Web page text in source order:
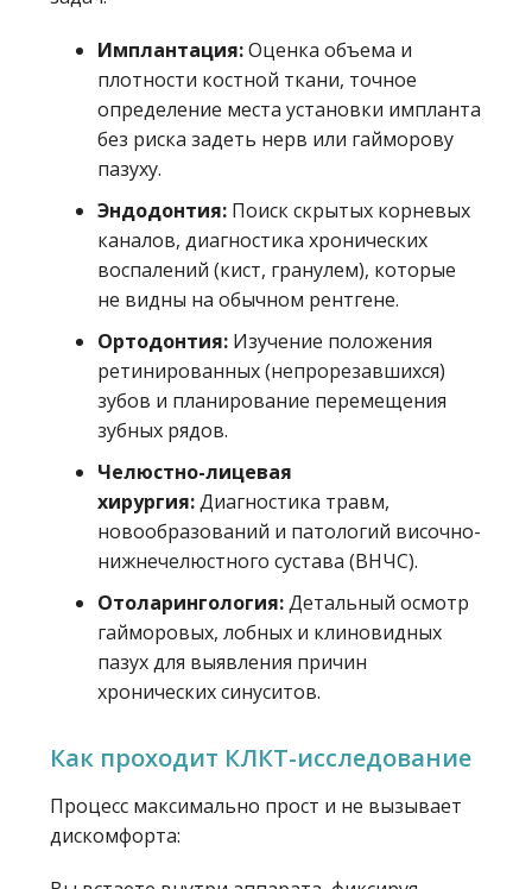
Имплантация:Оценка объема и
плотности костной ткани, точное
определение места установки импланта
без риска задеть нерв или гайморову
пазуху.
Эндодонтия:Поиск скрытых корневых
каналов, диагностика хронических
воспалений (кист, гранулем), которые
не видны на обычном рентгене.
Ортодонтия:Изучение положения
ретинированных (непрорезавшихся)
зубов и планирование перемещения
зубных рядов.
Челюстно-лицевая
хирургия:Диагностика травм,
новообразований и патологий височно-
нижнечелюстного сустава (ВНЧС).
Отоларингология:Детальный осмотр
гайморовых, лобных и клиновидных
пазух для выявления причин
хронических синуситов.
Как проходит КЛКТ-исследование
Процесс максимально прост и не вызывает
дискомфорта: